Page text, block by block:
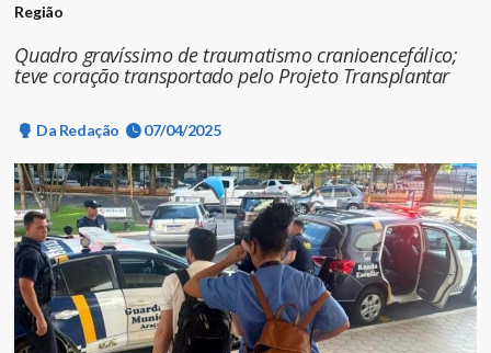
Região
Quadro gravíssimo de traumatismo cranioencefálico;
teve coração transportado pelo Projeto Transplantar
Da Redação 07/04/2025